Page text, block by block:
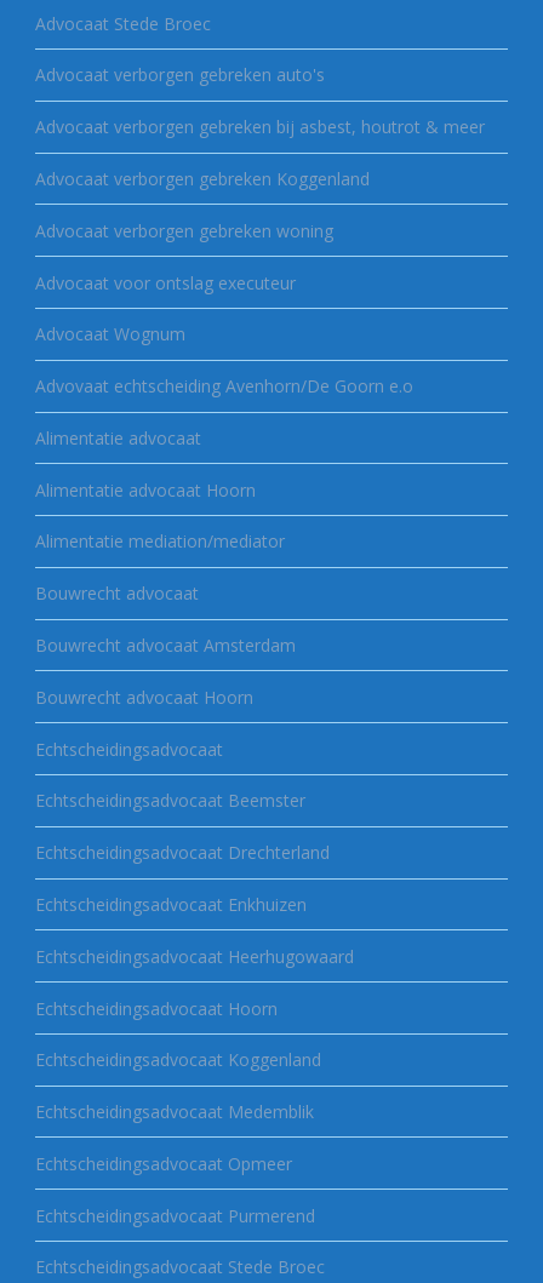
Advocaat Stede Broec
Advocaat verborgen gebreken auto's
Advocaat verborgen gebreken bij asbest, houtrot & meer
Advocaat verborgen gebreken Koggenland
Advocaat verborgen gebreken woning
Advocaat voor ontslag executeur
Advocaat Wognum
Advovaat echtscheiding Avenhorn/De Goorn e.o
Alimentatie advocaat
Alimentatie advocaat Hoorn
Alimentatie mediation/mediator
Bouwrecht advocaat
Bouwrecht advocaat Amsterdam
Bouwrecht advocaat Hoorn
Echtscheidingsadvocaat
Echtscheidingsadvocaat Beemster
Echtscheidingsadvocaat Drechterland
Echtscheidingsadvocaat Enkhuizen
Echtscheidingsadvocaat Heerhugowaard
Echtscheidingsadvocaat Hoorn
Echtscheidingsadvocaat Koggenland
Echtscheidingsadvocaat Medemblik
Echtscheidingsadvocaat Opmeer
Echtscheidingsadvocaat Purmerend
Echtscheidingsadvocaat Stede Broec